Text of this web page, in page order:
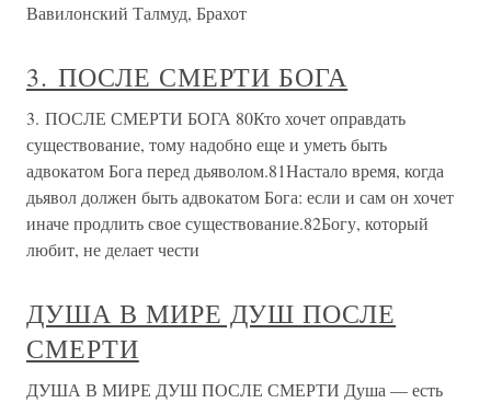
Вавилонский Талмуд, Брахот
3. ПОСЛЕ СМЕРТИ БОГА
3. ПОСЛЕ СМЕРТИ БОГА 80Кто хочет оправдать
существование, тому надобно еще и уметь быть
адвокатом Бога перед дьяволом.81Настало время, когда
дьявол должен быть адвокатом Бога: если и сам он хочет
иначе продлить свое существование.82Богу, который
любит, не делает чести
ДУША В МИРЕ ДУШ ПОСЛЕ
СМЕРТИ
ДУША В МИРЕ ДУШ ПОСЛЕ СМЕРТИ Душа — есть